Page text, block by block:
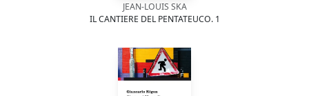
JEAN-LOUIS SKA
IL CANTIERE DEL PENTATEUCO. 1